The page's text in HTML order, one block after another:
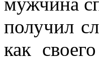
получил
как